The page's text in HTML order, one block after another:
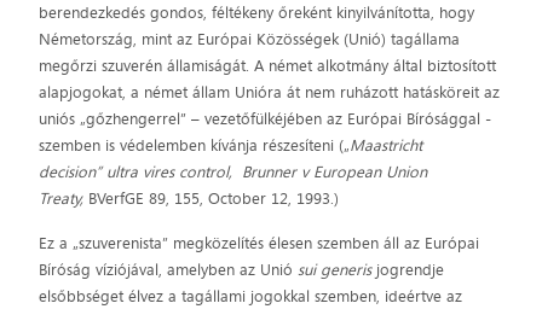
berendezkedés gondos, féltékeny őreként kinyilvánította, hogy
Németország, mint az Európai Közösségek (Unió) tagállama
megőrzi szuverén államiságát. A német alkotmány által biztosított
alapjogokat, a német állam Unióra át nem ruházott hatásköreit az
uniós „gőzhengerrel” – vezetőfülkéjében az Európai Bírósággal -
szemben is védelemben kívánja részesíteni („Maastricht
decision” ultra vires control, Brunner v European Union
Treaty, BVerfGE 89, 155, October 12, 1993.)
Ez a „szuverenista” megközelítés élesen szemben áll az Európai
Bíróság víziójával, amelyben az Uniósui generisjogrendje
elsőbbséget élvez a tagállami jogokkal szemben, ideértve az